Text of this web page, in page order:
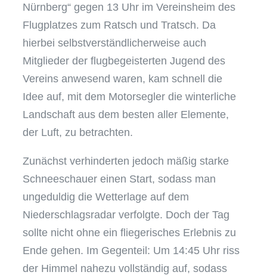
Nürnberg“ gegen 13 Uhr im Vereinsheim des
Flugplatzes zum Ratsch und Tratsch. Da
hierbei selbstverständlicherweise auch
Mitglieder der flugbegeisterten Jugend des
Vereins anwesend waren, kam schnell die
Idee auf, mit dem Motorsegler die winterliche
Landschaft aus dem besten aller Elemente,
der Luft, zu betrachten.
Zunächst verhinderten jedoch mäßig starke
Schneeschauer einen Start, sodass man
ungeduldig die Wetterlage auf dem
Niederschlagsradar verfolgte. Doch der Tag
sollte nicht ohne ein fliegerisches Erlebnis zu
Ende gehen. Im Gegenteil: Um 14:45 Uhr riss
der Himmel nahezu vollständig auf, sodass